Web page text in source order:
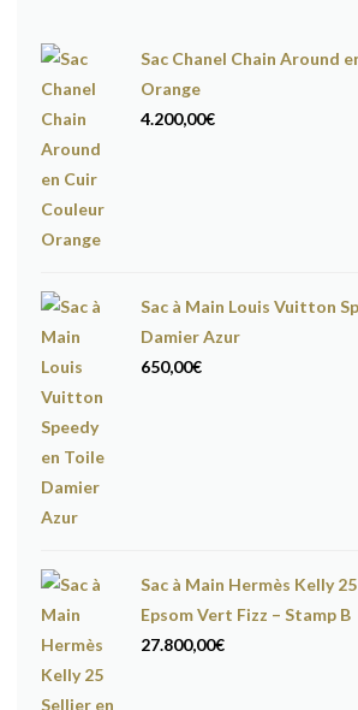
Sac Chanel Chain Around
Orange
4.200,00€
Sac à Main Louis Vuitton
Damier Azur
650,00€
Sac à Main Hermès Kelly
Epsom Vert Fizz – Stamp B
27.800,00€